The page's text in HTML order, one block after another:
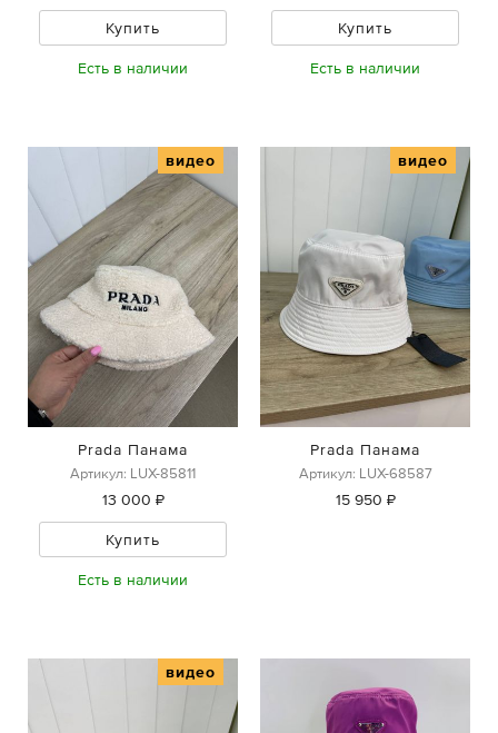
Купить
Есть в наличии
Купить
Есть в наличии
видео
Prada Панама
Артикул: LUX-85811
13 000 ₽
Купить
Есть в наличии
видео
Prada Панама
Артикул: LUX-68587
15 950 ₽
видео